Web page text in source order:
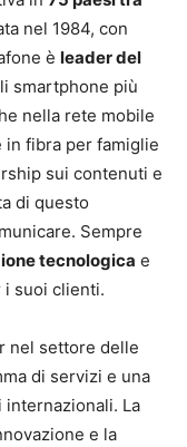
nel 1984, con
è leader del
smartphone più
nella rete mobile
in fibra per famiglie
sui contenuti e
di questo
Sempre
tecnologica e
i suoi clienti.
nel settore delle
di servizi e una
La
e la